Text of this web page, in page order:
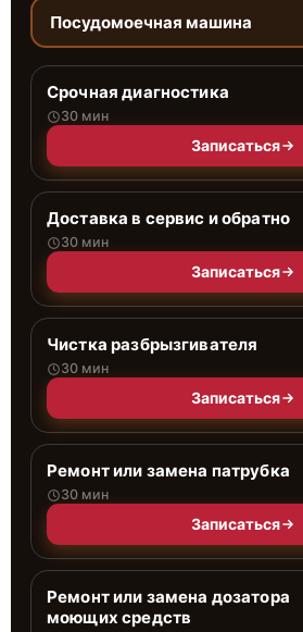
Посудомоечная машина
Срочная диагностика
30 мин
Записаться
Доставка в сервис и обратно
30 мин
Записаться
Чистка разбрызгивателя
30 мин
Записаться
Ремонт или замена патрубка
30 мин
Записаться
Ремонт или замена дозатора
моющих средств